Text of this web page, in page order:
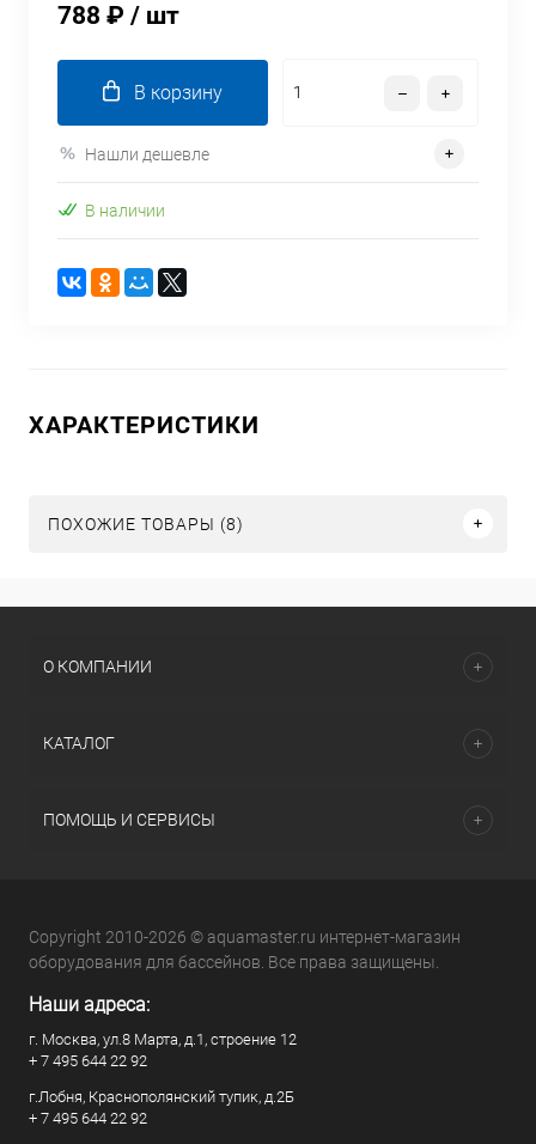
788 ₽ / шт
В корзину
Нашли дешевле
В наличии
ХАРАКТЕРИСТИКИ
ПОХОЖИЕ ТОВАРЫ (8)
О КОМПАНИИ
КАТАЛОГ
ПОМОЩЬ И СЕРВИСЫ
Copyright 2010-2026 © aquamaster.ru интернет-магазин
оборудования для бассейнов. Все права защищены.
Наши адреса:
г. Москва, ул.8 Марта, д.1, строение 12
+ 7 495 644 22 92
г.Лобня, Краснополянский тупик, д.2Б
+ 7 495 644 22 92